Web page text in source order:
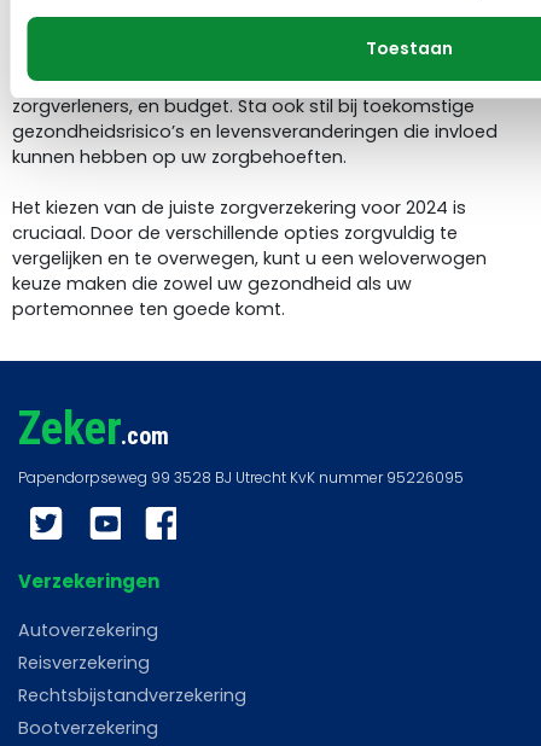
Toestaan
Tips voor het kiezen van de juiste zorgverzekering
Bij het kiezen van een zorgverzekering, overweeg uw
persoonlijke gezondheidssituatie, voorkeur voor
zorgverleners, en budget. Sta ook stil bij toekomstige
gezondheidsrisico’s en levensveranderingen die invloed
kunnen hebben op uw zorgbehoeften.
Het kiezen van de juiste zorgverzekering voor 2024 is
cruciaal. Door de verschillende opties zorgvuldig te
vergelijken en te overwegen, kunt u een weloverwogen
keuze maken die zowel uw gezondheid als uw
portemonnee ten goede komt.
Zeker.com
Twitter YouTube
Verzekeringen
Autoverzekering
Reisverzekering
Rechtsbijstandverzekering
Bootverzekering